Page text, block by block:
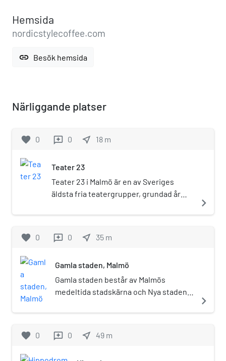
Hemsida
nordicstylecoffee.com
link Besök hemsida
Närliggande platser
favorite 0 reviews 0 near_me 18 m
Teater 23
Teater 23 i Malmö är en av Sveriges
äldsta fria teatergrupper, grundad år
navigate_next
favorite 0 reviews 0 near_me 35 m
Gamla staden, Malmö
Gamla staden består av Malmös
medeltida stadskärna och Nya staden
[källa behövs] Gamla staden kan delas
delen välbevarat område och Öster,
navigate_next
favorite 0 reviews 0 near_me 49 m